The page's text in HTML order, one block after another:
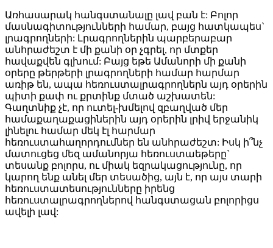
Առհասարակ հանգստանալը լավ բան է: Բոլոր
մասնագիտությունների համար, բայց հատկապես`
լրագրողների: Լրագրողներին պարբերաբար
անհրաժեշտ է մի քանի օր չգրել, որ մտքեր
հավաքվեն գլխում: Բայց եթե Ամանորի մի քանի
օրերը թերթերի լրագրողների համար հարմար
առիթ են, ապա հեռուստալրագրողներն այդ օրերին
պիտի քափ ու քրտինք մտած աշխատեն:
Գաղտնիք չէ, որ ուտել-խմելով զբաղված մեր
համաքաղաքացիներին այդ օրերին լրիվ երջանիկ
լինելու համար մեկ էլ հարմար
հեռուստահաղորդումներ են անհրաժեշտ: Իսկ ի՞նչ
մատուցեց մեզ ամանորյա հեռուստաեթերը`
տեսանք բոլորս, ու միակ եզրակացությունը, որ
կարող ենք անել մեր տեսածից, այն է, որ այս տարի
հեռուստատեսությունները իրենց
հեռուստալրագրողներով հանգստացան բոլորիցս
ավելի լավ: